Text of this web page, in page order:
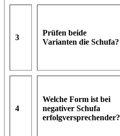
3
Prüfen beide
Varianten die Schufa?
4
Welche Form ist bei
negativer Schufa
erfolgversprechender?